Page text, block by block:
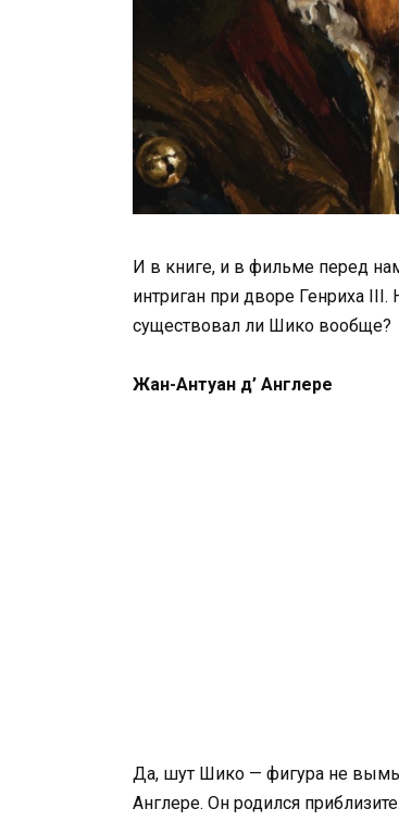
И в книге, и в фильме перед
интриган при дворе Генриха III.
существовал ли Шико вообще?
Жан-Антуан д’ Англере
Да, шут Шико — фигура не
Англере. Он родился